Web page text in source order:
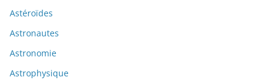
Astéroïdes
Astronautes
Astronomie
Astrophysique